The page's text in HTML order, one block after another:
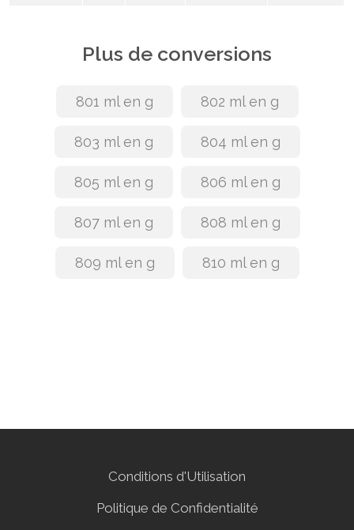
Plus de conversions
801 ml en g 802 ml en g
803 ml en g 804 ml en g
805 ml en g 806 ml en g
807 ml en g 808 ml en g
809 ml en g 810 ml en g
Conditions d'Utilisation
Politique de Confidentialité